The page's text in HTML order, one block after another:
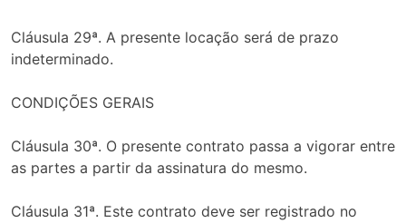
Cláusula 29ª. A presente locação será de prazo
indeterminado.
CONDIÇÕES GERAIS
Cláusula 30ª. O presente contrato passa a vigorar entre
as partes a partir da assinatura do mesmo.
Cláusula 31ª. Este contrato deve ser registrado no